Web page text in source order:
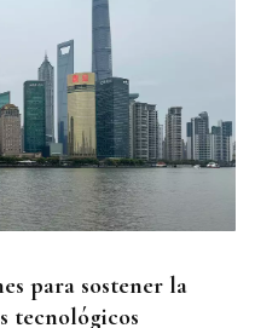
para sostener la
tecnológicos